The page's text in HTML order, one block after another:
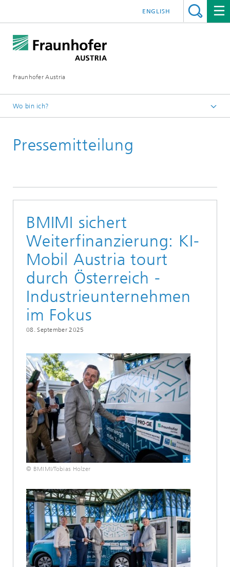
Fraunhofer Austria
ENGLISH
Wo bin ich?
Pressemitteilung
BMIMI sichert
Weiterfinanzierung: KI-
Mobil Austria tourt
durch Österreich -
Industrieunternehmen
im Fokus
08. September 2025
© BMIMI/Tobias Holzer